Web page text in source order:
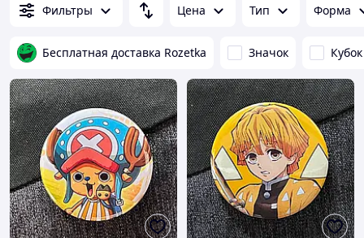
Фильтры Цена Тип Форма
Бесплатная доставка Rozetka Значок Кубок